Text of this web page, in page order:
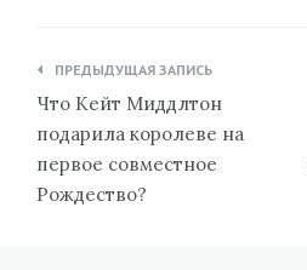
Навигация
по
записям
ПРЕДЫДУЩАЯ ЗАПИСЬ
Что Кейт Миддлтон
подарила королеве на
первое совместное
Рождество?